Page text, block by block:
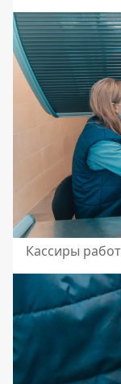
Кассиры